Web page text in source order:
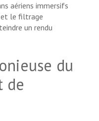
aériens immersifs
et le filtrage
un rendu
du
de